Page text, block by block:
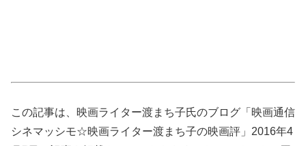
この記事は、映画ライター渡まち子氏のブログ「映画通信
シネマッシモ☆映画ライター渡まち子の映画評」2016年4